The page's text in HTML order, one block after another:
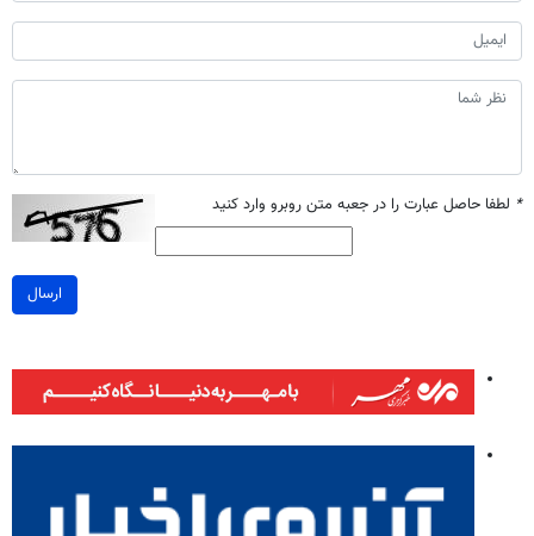
* لطفا حاصل عبارت را در جعبه متن روبرو وارد کنید
ارسال